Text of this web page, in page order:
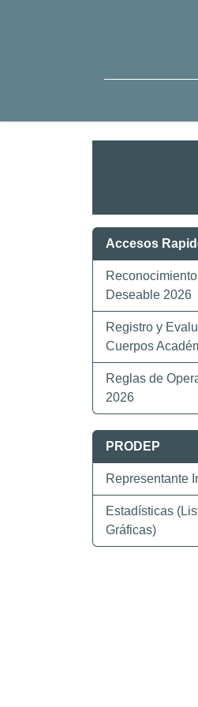
Accesos
Reconocimiento
Deseable 2026
Registro y
Cuerpos
Reglas de
2026
PRODEP
Representante
Estadísticas
Gráficas)